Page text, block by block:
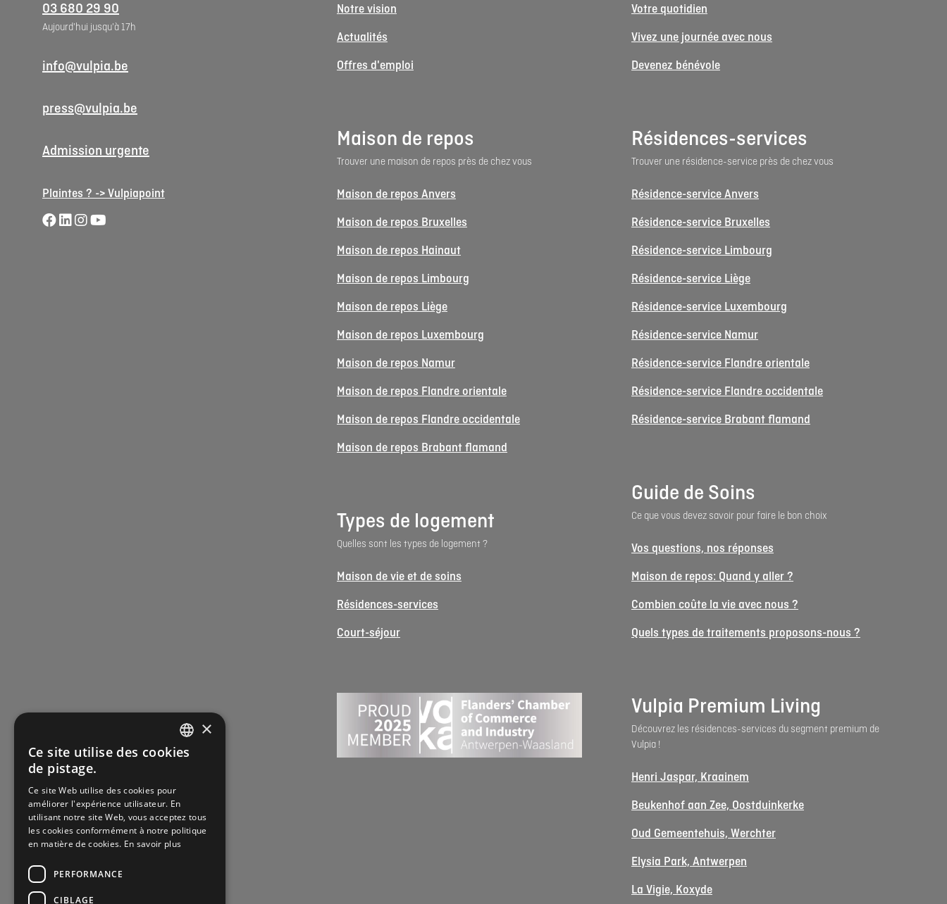
03 680 29 90
Aujourd'hui jusqu'à 17h
info@vulpia.be
press@vulpia.be
Admission urgente
Plaintes ? -> Vulpiapoint
Notre vision
Actualités
Offres d'emploi
Maison de repos
Trouver une maison de repos près de chez vous
Maison de repos Anvers
Maison de repos Bruxelles
Maison de repos Hainaut
Maison de repos Limbourg
Maison de repos Liège
Maison de repos Luxembourg
Maison de repos Namur
Maison de repos Flandre orientale
Maison de repos Flandre occidentale
Maison de repos Brabant flamand
Types de logement
Quelles sont les types de logement ?
Maison de vie et de soins
Résidences-services
Court-séjour
Votre quotidien
Vivez une journée avec nous
Devenez bénévole
Résidences-services
Trouver une résidence-service près de chez vous
Résidence-service Anvers
Résidence-service Bruxelles
Résidence-service Limbourg
Résidence-service Liège
Résidence-service Luxembourg
Résidence-service Namur
Résidence-service Flandre orientale
Résidence-service Flandre occidentale
Résidence-service Brabant flamand
Guide de Soins
Ce que vous devez savoir pour faire le bon choix
Vos questions, nos réponses
Maison de repos: Quand y aller ?
Combien coûte la vie avec nous ?
Quels types de traitements proposons-nous ?
Vulpia Premium Living
Découvrez les résidences-services du segment premium de
Vulpia !
Henri Jaspar, Kraainem
Beukenhof aan Zee, Oostduinkerke
Oud Gemeentehuis, Werchter
Elysia Park, Antwerpen
La Vigie, Koxyde
DUTCH
×
Ce site utilise des cookies
de pistage.
Ce site Web utilise des cookies pour
améliorer l'expérience utilisateur. En
utilisant notre site Web, vous acceptez tous
les cookies conformément à notre politique
en matière de cookies. En savoir plus
PERFORMANCE
CIBLAGE